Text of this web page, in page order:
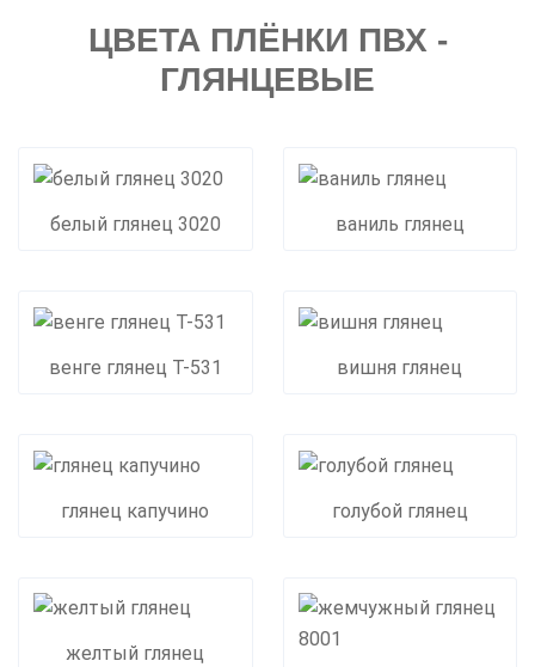
ЦВЕТА ПЛЁНКИ ПВХ -
ГЛЯНЦЕВЫЕ
белый глянец 3020 ваниль глянец
венге глянец Т-531 вишня глянец
глянец капучино голубой глянец
желтый глянец